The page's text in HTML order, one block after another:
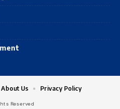
Reserved
About Us Privacy Policy